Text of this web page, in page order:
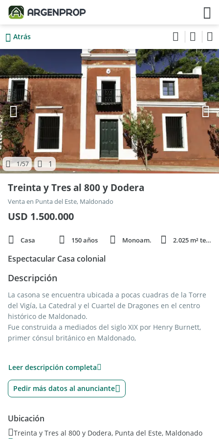
Atrás
1/57 1
Treinta y Tres al 800 y Dodera
Venta en Punta del Este, Maldonado
USD 1.500.000
Casa 150 años Monoam. 2.025 m² terren.
Espectacular Casa colonial
Descripción
La casona se encuentra ubicada a pocas cuadras de la Torre
del Vigía, La Catedral y el Cuartel de Dragones en el centro
histórico de Maldonado.
Fue construida a mediados del siglo XIX por Henry Burnett,
primer cónsul británico en Maldonado,
fue adquirida por el artista Jorge Páez Vilaró. En la misma
funcionó el Museo de Arte Americano de Maldonado (MAAM)
hasta 2004.
donde se divisaba la Bahía de Maldonado. Todos los
pabellones rodean un poético jardín, con patios, aljibes,
azulejos y esculturas que conforman un mágico entorno.
Leer descripción completa
Pedir más datos al anunciante
Ubicación
Treinta y Tres al 800 y Dodera, Punta del Este, Maldonado